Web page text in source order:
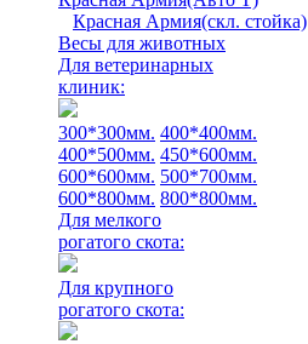
Красная Армия(скл. стойка)
Весы для животных
Для ветеринарных
клиник:
300*300мм. 400*400мм.
400*500мм. 450*600мм.
600*600мм. 500*700мм.
600*800мм. 800*800мм.
Для мелкого
рогатого скота:
Для крупного
рогатого скота: